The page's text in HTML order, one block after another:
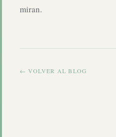
miran.
← VOLVER AL BLOG